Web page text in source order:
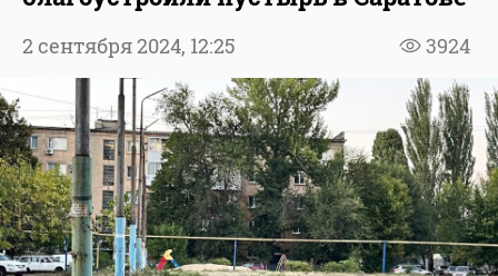
3924
2 сентября 2024, 12:25